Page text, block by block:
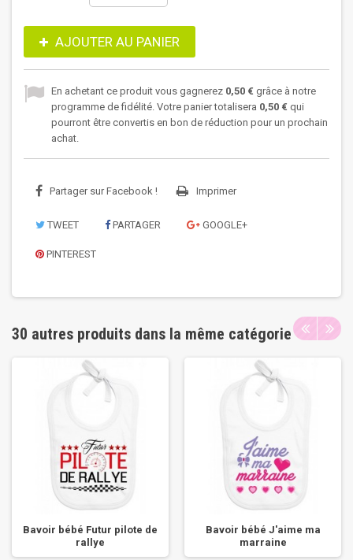
AJOUTER AU PANIER
En achetant ce produit vous gagnerez 0,50 € grâce à notre
programme de fidélité. Votre panier totalisera 0,50 € qui
pourront être convertis en bon de réduction pour un prochain
achat.
Partager sur Facebook ! Imprimer
TWEET PARTAGER GOOGLE+
PINTEREST
30 autres produits dans la même catégorie
Bavoir bébé Futur pilote de
rallye
Bavoir bébé J'aime ma
marraine